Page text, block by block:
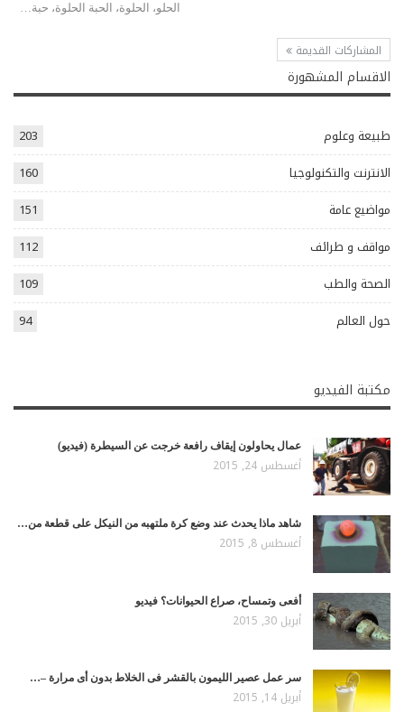
الحلو، الحلوة، الحبة الحلوة، حبة…
المشاركات القديمة
الاقسام المشهورة
طبيعة وعلوم
203
الانترنت والتكنولوجيا
160
مواضيع عامة
151
مواقف و طرائف
112
الصحة والطب
109
حول العالم
94
مكتبة الفيديو
عمال يحاولون إيقاف رافعة خرجت عن السيطرة (فيديو)
أغسطس 24, 2015
شاهد ماذا يحدث عند وضع كرة ملتهبه من النيكل على قطعة من…
أغسطس 8, 2015
أفعى وتمساح، صراع الحيوانات؟ فيديو
أبريل 30, 2015
سر عمل عصير الليمون بالقشر فى الخلاط بدون أى مرارة –…
أبريل 14, 2015